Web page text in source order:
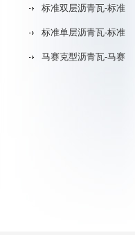
标准双层沥青瓦-标准
标准单层沥青瓦-标准
马赛克型沥青瓦-马赛